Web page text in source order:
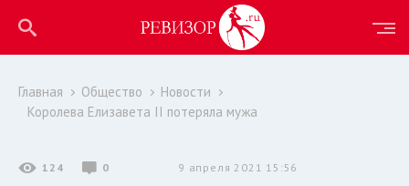
Главная Общество
Новости
Королева Елизавета II потеряла мужа
124 0 9 апреля 2021 15:56